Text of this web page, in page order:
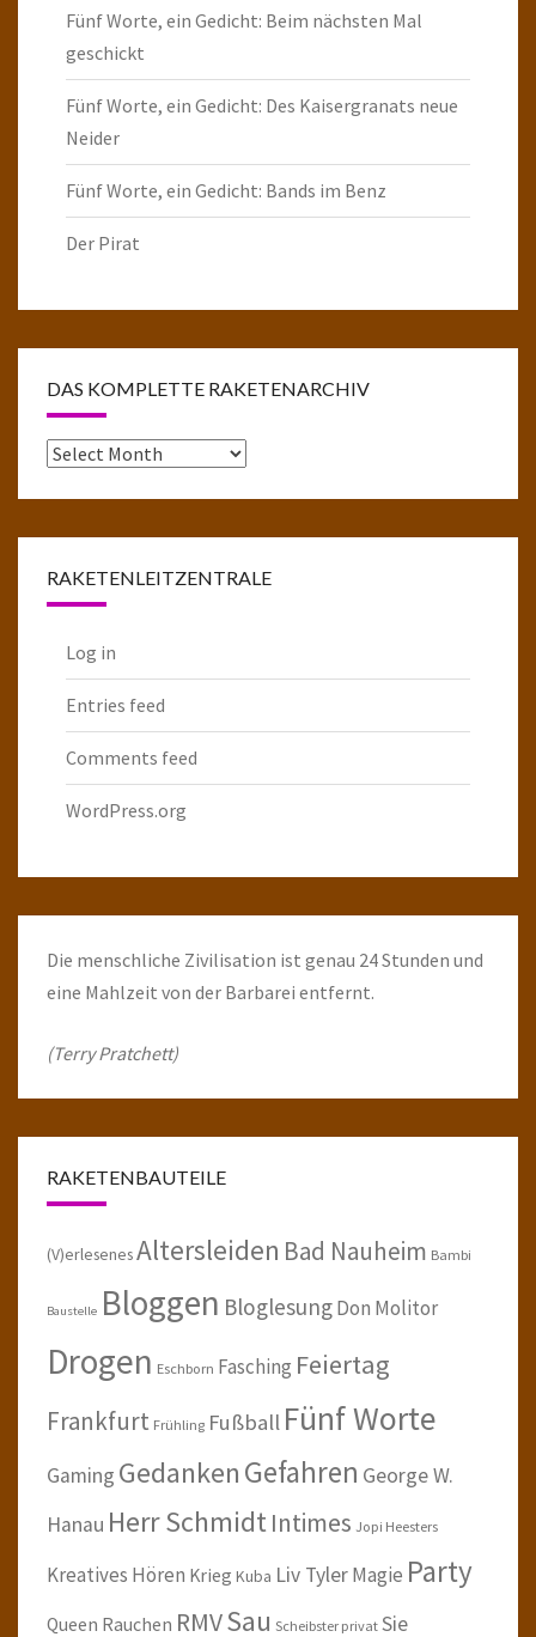
Fünf Worte, ein Gedicht: Beim nächsten Mal
geschickt
Fünf Worte, ein Gedicht: Des Kaisergranats neue
Neider
Fünf Worte, ein Gedicht: Bands im Benz
Der Pirat
DAS KOMPLETTE RAKETENARCHIV
Das
RAKETENLEITZENTRALE
Log in
Entries feed
Comments feed
WordPress.org
Die menschliche Zivilisation ist genau 24 Stunden und
eine Mahlzeit von der Barbarei entfernt.
(Terry Pratchett)
RAKETENBAUTEILE
(V)erlesenesAltersleiden Bad Nauheim Bambi
Baustelle Bloggen BloglesungDon Molitor
Drogen Eschborn Fasching Feiertag
Frankfurt Frühling Fußball Fünf Worte
Gaming GedankenGefahren George W.
Hanau Herr SchmidtIntimes Jopi Heesters
Kreatives Hören Krieg Kuba Liv TylerMagie Party
Queen Rauchen RMVSau Scheibster privat Sie